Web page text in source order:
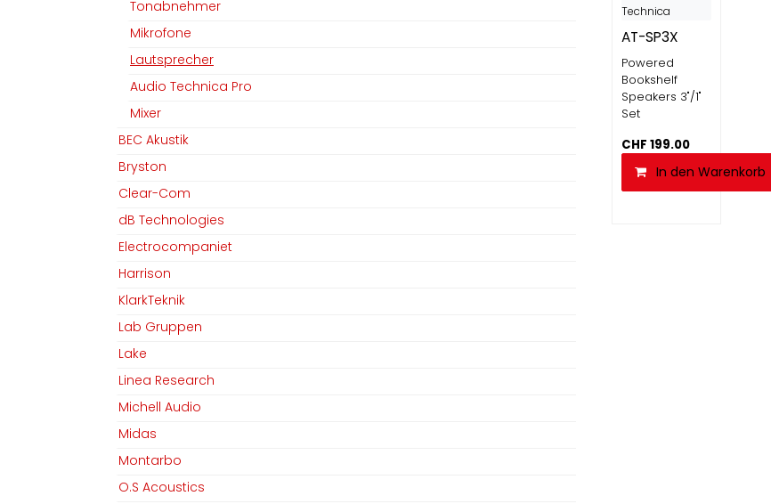
Tonabnehmer
Mikrofone
Lautsprecher
Audio Technica Pro
Mixer
BEC Akustik
Bryston
Clear-Com
dB Technologies
Electrocompaniet
Harrison
KlarkTeknik
Lab Gruppen
Lake
Linea Research
Michell Audio
Midas
Montarbo
O.S Acoustics
Technica
AT-SP3X
Powered
Bookshelf
Speakers 3"/1"
Set
CHF 199.00
In den Warenkorb